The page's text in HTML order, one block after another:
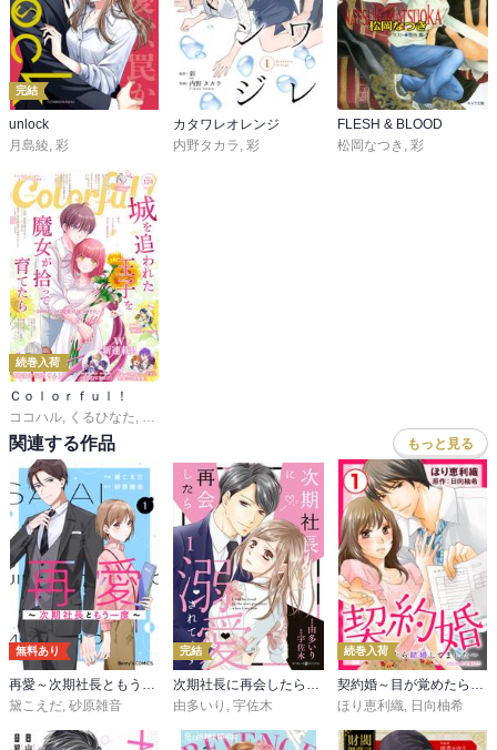
完結
unlock
月島綾, 彩
カタワレオレンジ
内野タカラ , 彩
FLESH & BLOOD
松岡なつき , 彩
続巻入荷
Ｃｏｌｏｒｆｕｌ！
ココハル
くるひなた
関連する作品 もっと見る
無料あり
再愛～次期社長ともう一度～
黛こえだ, 砂原雑音
完結
次期社長に再会したら溺愛されてます
由多いり , 宇佐木
続巻入荷
契約婚～目が覚めたら結婚してました～
ほり恵利織, 日向柚希